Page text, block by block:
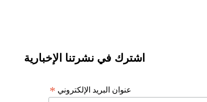
اشترك في نشرتنا الإخبارية
عنوان البريد الإلكتروني *